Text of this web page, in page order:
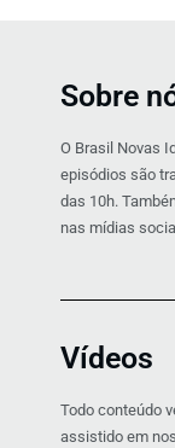
Sobre
O Brasil Novas
episódios são
das 10h.
nas mídias
Vídeos
Todo conteúdo
assistido em